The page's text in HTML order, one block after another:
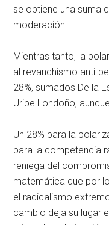
se obtiene una suma
moderación.
Mientras tanto, la
al revanchismo anti-
28%, sumados De la
Uribe Londoño,
Un 28% para la
para la competencia
reniega del
matemática que por
el radicalismo
cambio deja su lugar